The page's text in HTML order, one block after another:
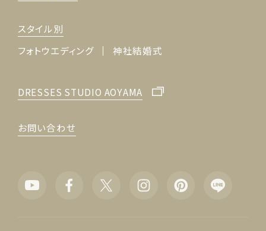
スタイル別
フォトウエディング
神社結婚式
DRESSES STUDIO AOYAMA
お問い合わせ